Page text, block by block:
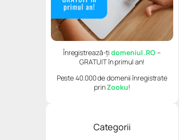
Înregistrează-țidomeniul .RO –
GRATUIT în primul an!
Peste 40.000 de domenii înregistrate
prinZooku!
Categorii